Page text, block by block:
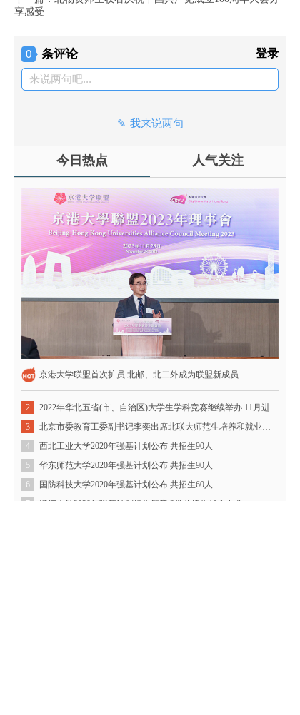
享感受
0 条评论 登录
来说两句吧...
我来说两句
今日热点 人气关注
京港大学联盟首次扩员 北邮、北二外成为联盟新成员
2
2022年华北五省(市、自治区)大学生学科竞赛继续举办 11月进行决赛PK
3
北京市委教育工委副书记李奕出席北联大师范生培养和就业工作座谈会
4
西北工业大学2020年强基计划公布 共招生90人
5
华东师范大学2020年强基计划公布 共招生90人
6
国防科技大学2020年强基计划公布 共招生60人
7
浙江大学2020年强基计划招生简章 3类共招生10个专业